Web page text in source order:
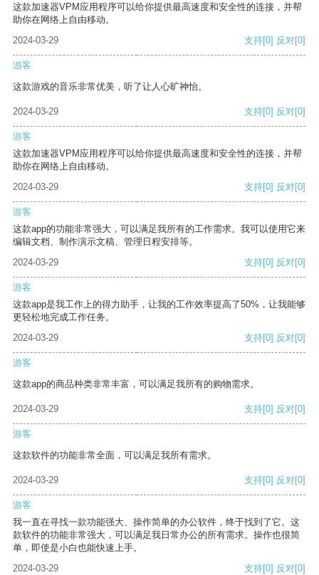
这款加速器VPM应用程序可以给你提供最高速度和安全性的连接，并帮
助你在网络上自由移动。
2024-03-29
支持[0] 反对[0]
游客
这款游戏的音乐非常优美，听了让人心旷神怡。
2024-03-29 支持[0] 反对[0]
游客
这款加速器VPM应用程序可以给你提供最高速度和安全性的连接，并帮
助你在网络上自由移动。
2024-03-29
支持[0] 反对[0]
游客
这款app的功能非常强大，可以满足我所有的工作需求。我可以使用它来
编辑文档、制作演示文稿、管理日程安排等。
2024-03-29
支持[0] 反对[0]
游客
这款app是我工作上的得力助手，让我的工作效率提高了50%，让我能够
更轻松地完成工作任务。
2024-03-29
支持[0] 反对[0]
游客
这款app的商品种类非常丰富，可以满足我所有的购物需求。
2024-03-29 支持[0] 反对[0]
游客
这款软件的功能非常全面，可以满足我所有需求。
2024-03-29 支持[0] 反对[0]
游客
我一直在寻找一款功能强大、操作简单的办公软件，终于找到了它。这
款软件的功能非常强大，可以满足我日常办公的所有需求。操作也很简
单，即使是小白也能快速上手。
2024-03-29
支持[0] 反对[0]